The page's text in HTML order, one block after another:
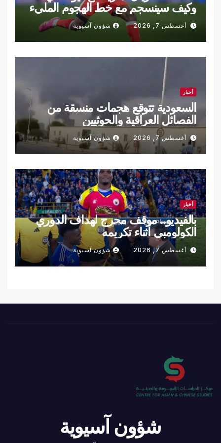
وكيف سينسجم مع خط الهجوم المليء
بالنجوم؟
أغسطس 7, 2026 شؤون آسيوية
أخبار
السعودية تتوقع هجمات منسقة من
الفصائل العراقية والحوثيين
أغسطس 7, 2026 شؤون آسيوية
أخبار
بالفيديو.. موقف محرج لهداف الدوري
الكولومبي أثناء تكريمه
أغسطس 7, 2026 شؤون آسيوية
شؤون آسيوية